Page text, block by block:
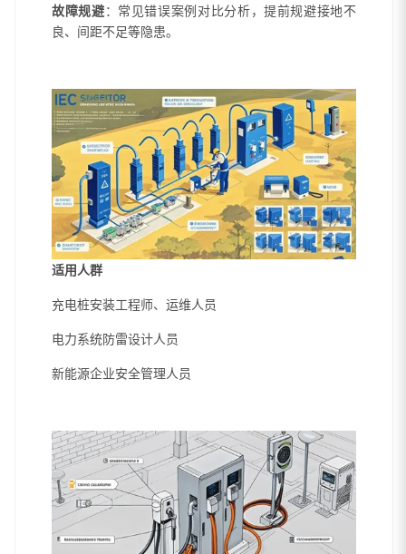
故障规避：常见错误案例对比分析，提前规避接地不
良、间距不足等隐患。
适用人群
充电桩安装工程师、运维人员
电力系统防雷设计人员
新能源企业安全管理人员